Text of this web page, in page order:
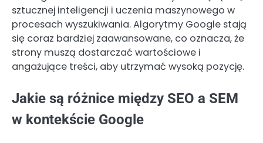
sztucznej inteligencji i uczenia maszynowego w
procesach wyszukiwania. Algorytmy Google stają
się coraz bardziej zaawansowane, co oznacza, że
strony muszą dostarczać wartościowe i
angażujące treści, aby utrzymać wysoką pozycję.
Jakie są różnice między SEO a SEM
w kontekście Google